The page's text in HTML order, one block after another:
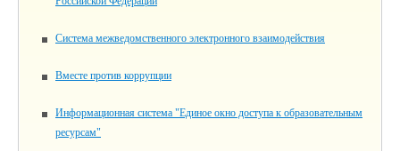
Система межведомственного электронного взаимодействия
Вместе против коррупции
Информационная система "Единое окно доступа к образовательным
ресурсам"